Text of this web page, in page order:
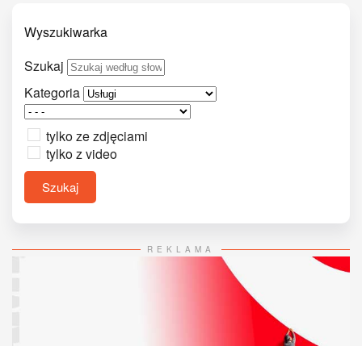
Wyszukiwarka
Szukaj
Kategoria
tylko ze zdjęciami
tylko z video
Szukaj
REKLAMA